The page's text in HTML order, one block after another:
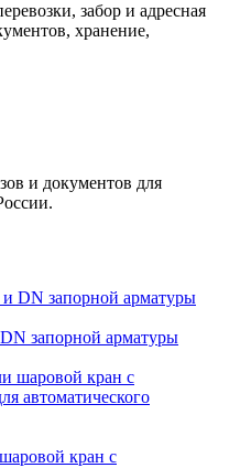
забор и адресная
хранение,
и документов для
запорной арматуры
кран с